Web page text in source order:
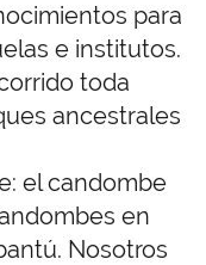
para
e institutos.
toda
ancestrales
el candombe
en
Nosotros